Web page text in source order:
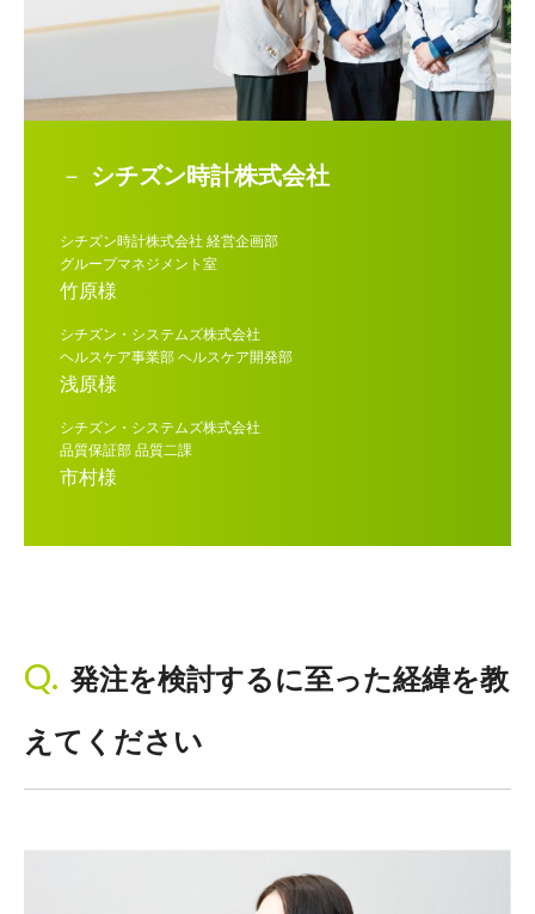
シチズン時計株式会社
シチズン時計株式会社 経営企画部
グループマネジメント室
竹原様
シチズン・システムズ株式会社
ヘルスケア事業部 ヘルスケア開発部
浅原様
シチズン・システムズ株式会社
品質保証部 品質二課
市村様
発注を検討するに至った経緯を教
えてください